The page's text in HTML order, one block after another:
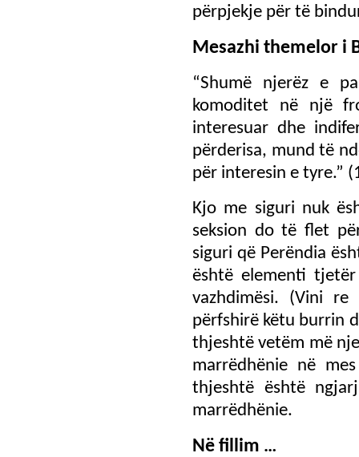
përpjekje për të
Mesazhi themelor i
“Shumë njerëz e
komoditet në një
interesuar dhe
përderisa, mund të
për interesin e tyre.”
Kjo me siguri nuk
seksion do të flet
siguri që Perëndia
është elementi
vazhdimësi. (Vini
përfshirë këtu burrin
thjeshtë vetëm më
marrëdhënie në
thjeshtë është
marrëdhënie.
Në fillim …